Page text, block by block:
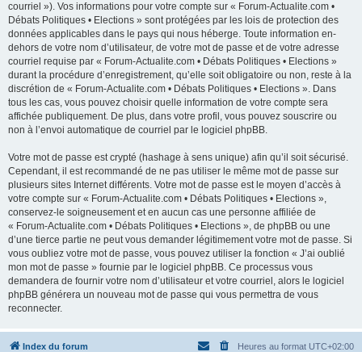
courriel »). Vos informations pour votre compte sur « Forum-Actualite.com •
Débats Politiques • Elections » sont protégées par les lois de protection des
données applicables dans le pays qui nous héberge. Toute information en-
dehors de votre nom d’utilisateur, de votre mot de passe et de votre adresse
courriel requise par « Forum-Actualite.com • Débats Politiques • Elections »
durant la procédure d’enregistrement, qu’elle soit obligatoire ou non, reste à la
discrétion de « Forum-Actualite.com • Débats Politiques • Elections ». Dans
tous les cas, vous pouvez choisir quelle information de votre compte sera
affichée publiquement. De plus, dans votre profil, vous pouvez souscrire ou
non à l’envoi automatique de courriel par le logiciel phpBB.
Votre mot de passe est crypté (hashage à sens unique) afin qu’il soit sécurisé.
Cependant, il est recommandé de ne pas utiliser le même mot de passe sur
plusieurs sites Internet différents. Votre mot de passe est le moyen d’accès à
votre compte sur « Forum-Actualite.com • Débats Politiques • Elections »,
conservez-le soigneusement et en aucun cas une personne affiliée de
« Forum-Actualite.com • Débats Politiques • Elections », de phpBB ou une
d’une tierce partie ne peut vous demander légitimement votre mot de passe. Si
vous oubliez votre mot de passe, vous pouvez utiliser la fonction « J’ai oublié
mon mot de passe » fournie par le logiciel phpBB. Ce processus vous
demandera de fournir votre nom d’utilisateur et votre courriel, alors le logiciel
phpBB générera un nouveau mot de passe qui vous permettra de vous
reconnecter.
Index du forum Heures au format UTC+02:00